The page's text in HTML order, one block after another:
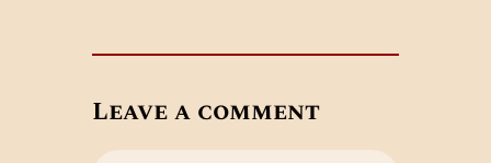
Leave a comment